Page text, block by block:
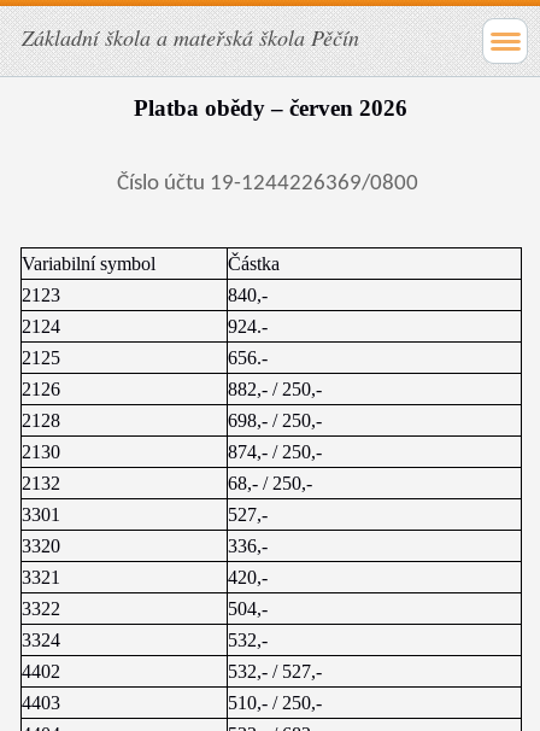
Základní škola a mateřská škola Pěčín
Platba obědy – červen 2026
Číslo účtu 19-1244226369/0800
Variabilní symbol
Částka
2123
840,-
2124
924.-
2125
656.-
2126
882,- / 250,-
2128
698,- / 250,-
2130
874,- / 250,-
2132
68,- / 250,-
3301
527,-
3320
336,-
3321
420,-
3322
504,-
3324
532,-
4402
532,- / 527,-
4403
510,- / 250,-